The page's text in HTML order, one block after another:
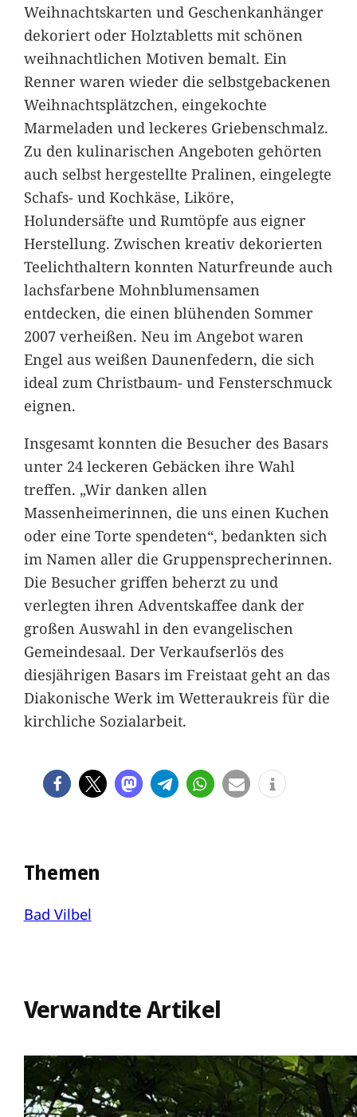
Weihnachtskarten und Geschenkanhänger
dekoriert oder Holztabletts mit schönen
weihnachtlichen Motiven bemalt. Ein
Renner waren wieder die selbstgebackenen
Weihnachtsplätzchen, eingekochte
Marmeladen und leckeres Griebenschmalz.
Zu den kulinarischen Angeboten gehörten
auch selbst hergestellte Pralinen, eingelegte
Schafs- und Kochkäse, Liköre,
Holundersäfte und Rumtöpfe aus eigner
Herstellung. Zwischen kreativ dekorierten
Teelichthaltern konnten Naturfreunde auch
lachsfarbene Mohnblumensamen
entdecken, die einen blühenden Sommer
2007 verheißen. Neu im Angebot waren
Engel aus weißen Daunenfedern, die sich
ideal zum Christbaum- und Fensterschmuck
eignen.
Insgesamt konnten die Besucher des Basars
unter 24 leckeren Gebäcken ihre Wahl
treffen. „Wir danken allen
Massenheimerinnen, die uns einen Kuchen
oder eine Torte spendeten“, bedankten sich
im Namen aller die Gruppensprecherinnen.
Die Besucher griffen beherzt zu und
verlegten ihren Adventskaffee dank der
großen Auswahl in den evangelischen
Gemeindesaal. Der Verkaufserlös des
diesjährigen Basars im Freistaat geht an das
Diakonische Werk im Wetteraukreis für die
kirchliche Sozialarbeit.
Themen
Bad Vilbel
Verwandte Artikel